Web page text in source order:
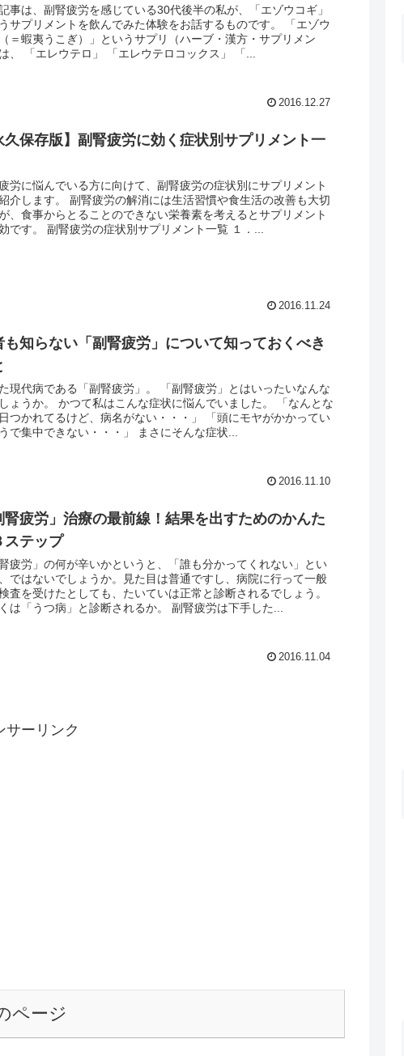
事は、副腎疲労を感じている30代後半の私が、「エゾウコギ」
サプリメントを飲んでみた体験をお話するものです。 「エゾウ
＝蝦夷うこぎ）」というサプリ（ハーブ・漢方・サプリメン
、 「エレウテロ」 「エレウテロコックス」 「...
2016.12.27
久保存版】副腎疲労に効く症状別サプリメント一
労に悩んでいる方に向けて、副腎疲労の症状別にサプリメント
介します。 副腎疲労の解消には生活習慣や食生活の改善も大切
、食事からとることのできない栄養素を考えるとサプリメント
です。 副腎疲労の症状別サプリメント一覧 １．...
2016.11.24
も知らない「副腎疲労」について知っておくべき
現代病である「副腎疲労」。 「副腎疲労」とはいったいなんな
ょうか。 かつて私はこんな症状に悩んでいました。 「なんとな
つかれてるけど、病名がない・・・」 「頭にモヤがかかってい
で集中できない・・・」 まさにそんな症状...
2016.11.10
腎疲労」治療の最前線！結果を出すためのかんた
ステップ
疲労」の何が辛いかというと、「誰も分かってくれない」とい
ではないでしょうか。見た目は普通ですし、病院に行って一般
査を受けたとしても、たいていは正常と診断されるでしょう。
は「うつ病」と診断されるか。 副腎疲労は下手した...
2016.11.04
サーリンク
ページ